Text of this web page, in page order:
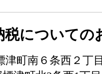
についての
津町南６条西２